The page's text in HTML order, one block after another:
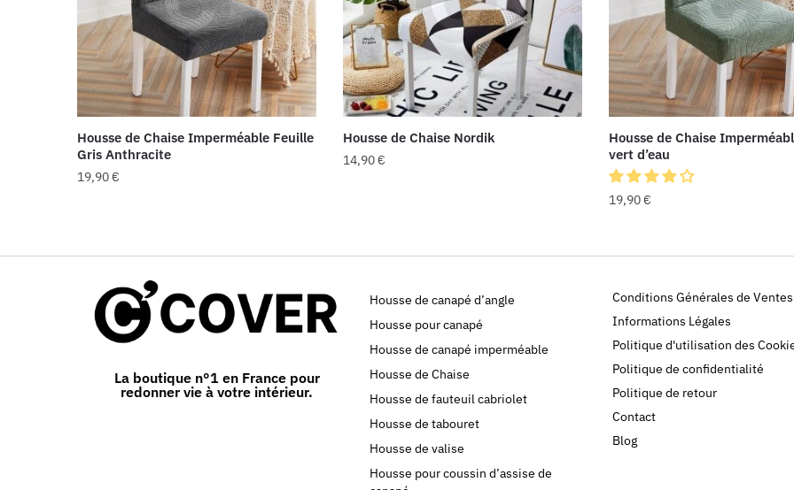
Housse de Chaise Imperméable Feuille
Gris Anthracite
19,90€
Housse de Chaise Nordik
14,90€
Housse de Chaise
vert d’eau
19,90€
La boutique n°1 en France pour
redonner vie à votre intérieur.
Housse de canapé d’angle
Housse pour canapé
Housse de canapé imperméable
Housse de Chaise
Housse de fauteuil cabriolet
Housse de tabouret
Housse de valise
Housse pour coussin d’assise de
Conditions Générales de Ventes
Informations Légales
Politique d'utilisation des
Politique de confidentialité
Politique de retour
Contact
Blog